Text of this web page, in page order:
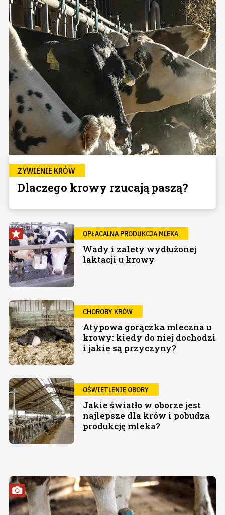
ŻYWIENIE KRÓW
Dlaczego krowy rzucają paszą?
OPŁACALNA PRODUKCJA MLEKA
Wady i zalety wydłużonej
laktacji u krowy
CHOROBY KRÓW
Atypowa gorączka mleczna u
krowy: kiedy do niej dochodzi
i jakie są przyczyny?
OŚWIETLENIE OBORY
Jakie światło w oborze jest
najlepsze dla krów i pobudza
produkcję mleka?